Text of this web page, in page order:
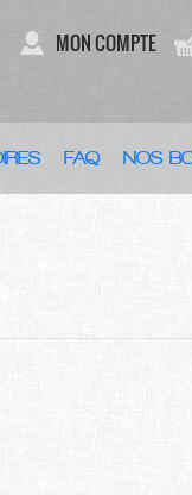
MON COMPTE
FAQ NOS